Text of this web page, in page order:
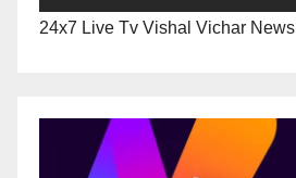
24x7 Live Tv Vishal Vichar News